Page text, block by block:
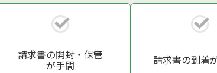
請求書の開封・保管
が手間 請求書の到着